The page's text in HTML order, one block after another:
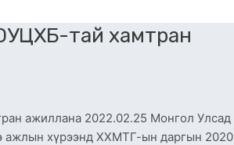
ОУЦХБ-тай хамтран
ажиллана 2022.02.25 Монгол Улсад
ажлын хүрээнд ХХМТГ-ын даргын 2020